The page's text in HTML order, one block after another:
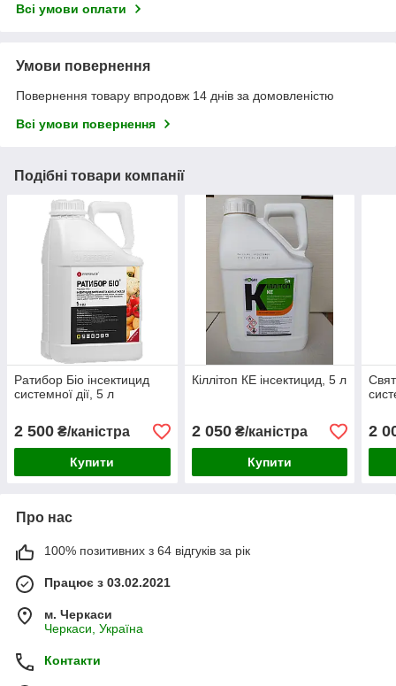
Всі умови оплати
Умови повернення
Повернення товару впродовж 14 днів за домовленістю
Всі умови повернення
Подібні товари компанії
Ратибор Біо інсектицид
системної дії, 5 л
2 500 ₴/каністра
Купити
Кіллітоп КЕ інсектицид, 5 л
2 050₴/каністра
Купити
2
Про нас
100% позитивних з 64 відгуків за рік
Працює з 03.02.2021
м. Черкаси
Черкаси, Україна
Контакти